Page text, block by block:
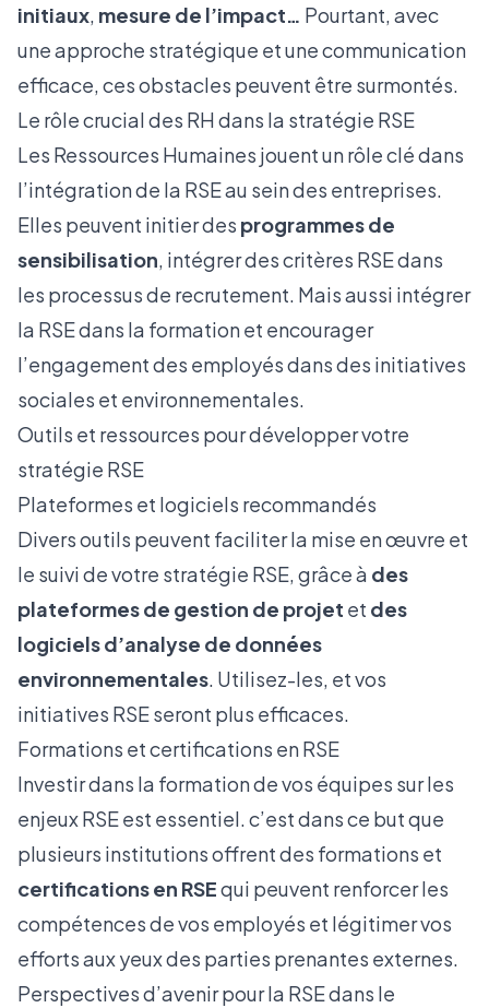
initiaux, mesure de l’impact… Pourtant, avec
une approche stratégique et une communication
efficace, ces obstacles peuvent être surmontés.
Le rôle crucial des RH dans la stratégie RSE
Les Ressources Humaines jouent un rôle clé dans
l’intégration de la RSE au sein des entreprises.
Elles peuvent initier des programmes de
sensibilisation, intégrer des critères RSE dans
les processus de recrutement. Mais aussi intégrer
la RSE dans la formation et encourager
l’engagement des employés dans des initiatives
sociales et environnementales.
Outils et ressources pour développer votre
stratégie RSE
Plateformes et logiciels recommandés
Divers outils peuvent faciliter la mise en œuvre et
le suivi de votre stratégie RSE, grâce à des
plateformes de gestion de projet et des
logiciels d’analyse de données
environnementales. Utilisez-les, et vos
initiatives RSE seront plus efficaces.
Formations et certifications en RSE
Investir dans la formation de vos équipes sur les
enjeux RSE est essentiel. c’est dans ce but que
plusieurs institutions offrent des formations et
certifications en RSEqui peuvent renforcer les
compétences de vos employés et légitimer vos
efforts aux yeux des parties prenantes externes.
Perspectives d’avenir pour la RSE dans le